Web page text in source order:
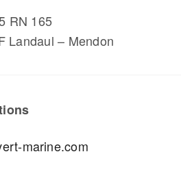
RN 165
Landaul – Mendon
marine.com